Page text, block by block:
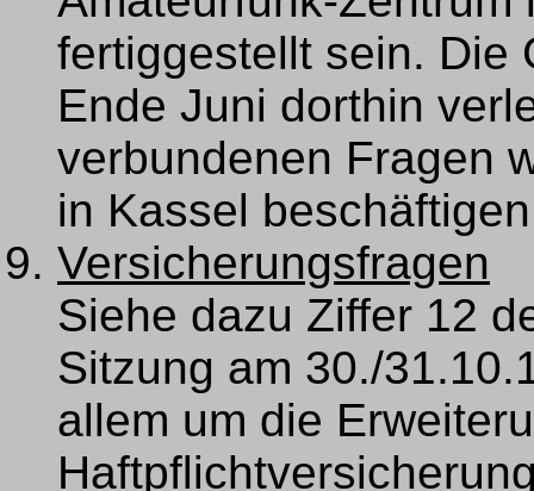
fertiggestellt sein. Die
Ende Juni dorthin
verbundenen Fragen
in Kassel
Versicherungsfragen
Siehe dazu Ziffer 12
Sitzung am 30./
allem um die